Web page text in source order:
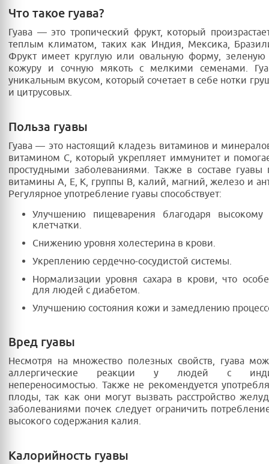
Что такое гуава?
Гуава — это тропический фрукт, который
теплым климатом, таких как Индия, Мексика,
Фрукт имеет круглую или овальную форму,
кожуру и сочную мякоть с мелкими семенами.
уникальным вкусом, который сочетает в себе нотки
и цитрусовых.
Польза гуавы
Гуава — это настоящий кладезь витаминов и
витамином C, который укрепляет иммунитет и
простудными заболеваниями. Также в составе гуавы
витамины A, E, K, группы B, калий, магний, железо и
Регулярное употребление гуавы способствует:
Улучшению пищеварения благодаря высокому
клетчатки.
Снижению уровня холестерина в крови.
Укреплению сердечно-сосудистой системы.
Нормализации уровня сахара в крови, что
для людей с диабетом.
Улучшению состояния кожи и замедлению
Вред гуавы
Несмотря на множество полезных свойств, гуава
аллергические реакции у людей с
непереносимостью. Также не рекомендуется
плоды, так как они могут вызвать расстройство
заболеваниями почек следует ограничить
высокого содержания калия.
Калорийность гуавы